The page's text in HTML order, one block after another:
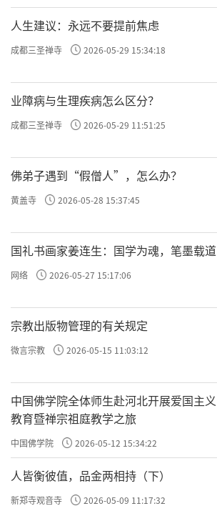
人生建议：永远不要提前焦虑
成都三圣禅寺 2026-05-29 15:34:18
业障病与生理疾病怎么区分？
成都三圣禅寺 2026-05-29 11:51:25
佛弟子遇到“假僧人”，怎么办？
黄盖寺 2026-05-28 15:37:45
国礼书画家姜连生：国学为魂，笔墨载道
网络 2026-05-27 15:17:06
宗教出版物管理的有关规定
微言宗教 2026-05-15 11:03:12
中国佛学院全体师生赴河北开展爱国主义
教育暨禅宗祖庭教学之旅
中国佛学院 2026-05-12 15:34:22
人皆衡彼值，品金两相持（下）
新郑寺观音寺 2026-05-09 11:17:32